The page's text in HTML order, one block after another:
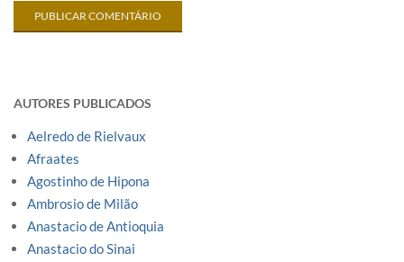
AUTORES PUBLICADOS
Aelredo de Rielvaux
Afraates
Agostinho de Hipona
Ambrosio de Milão
Anastacio de Antioquia
Anastacio do Sinai